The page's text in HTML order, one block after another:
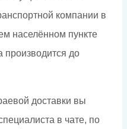
компании в
населённом пункте
производится до
доставки вы
в чате, по